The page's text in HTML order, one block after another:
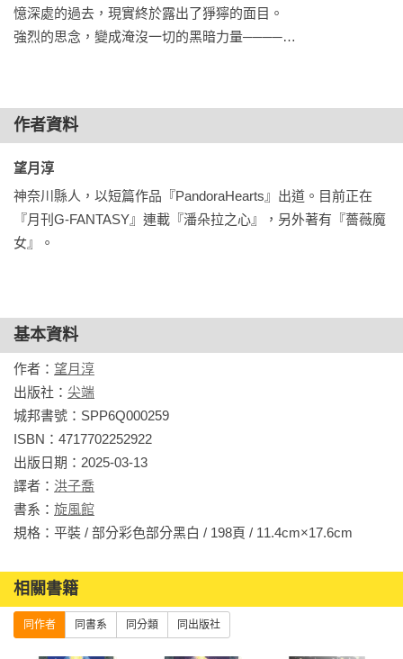
憶深處的過去，現實終於露出了猙獰的面目。
強烈的思念，變成淹沒一切的黑暗力量────…
作者資料
望月淳
神奈川縣人，以短篇作品『PandoraHearts』出道。目前正在
『月刊G-FANTASY』連載『潘朵拉之心』，另外著有『薔薇魔
女』。
基本資料
作者： 望月淳
出版社： 尖端
城邦書號：SPP6Q000259
ISBN：4717702252922
出版日期：2025-03-13
譯者： 洪子喬
書系： 旋風館
相關書籍
同作者 同書系 同分類 同出版社